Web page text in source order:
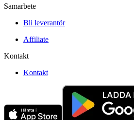
Samarbete
Bli leverantör
Affiliate
Kontakt
Kontakt